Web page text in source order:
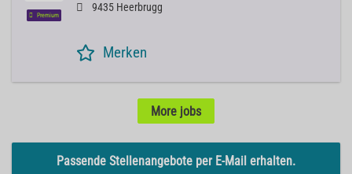
Premium
9435 Heerbrugg
Merken
More jobs
Passende Stellenangebote per E-Mail erhalten.